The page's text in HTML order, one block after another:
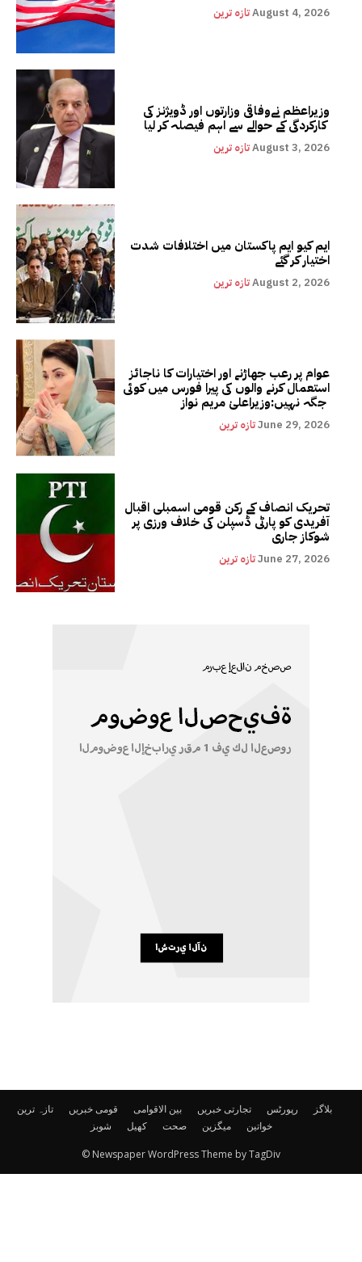
تازہ ترینAugust 4, 2026
وزیراعظم نےوفاقی وزارتوں اور ڈویژنز کی
کارکردگی کے حوالے سے اہم فیصلہ کر لیا
تازہ ترینAugust 3, 2026
ایم کیو ایم پاکستان میں اختلافات شدت
اختیار کر گئے
تازہ ترینAugust 2, 2026
عوام پر رعب جھاڑنے اور اختیارات کا ناجائز
استعمال کرنے والوں کی پیرا فورس میں کوئی
تازہ ترینJune 29, 2026
تحریک انصاف کے رکن قومی اسمبلی اقبال
آفریدی کو پارٹی ڈسپلن کی خلاف ورزی پر
شوکاز جاری
تازہ ترینJune 27, 2026
تازہ ترین قومی خبریں بین الاقوامی تجارتی خبریں رپورٹس
بلاگز
شوبز
کھیل صحت میگزین خواتین
© Newspaper WordPress Theme by TagDiv